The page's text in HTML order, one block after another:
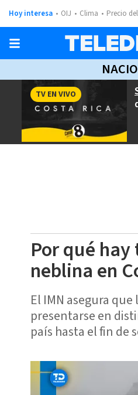
Hoy interesa OIJ Clima Precio
TV EN VIVO
Por qué
neblina en
El IMN asegura
presentarse en
país hasta el fin de